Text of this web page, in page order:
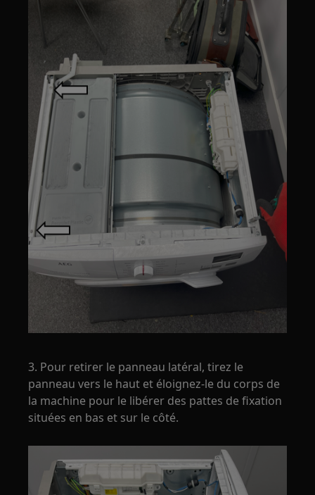
3. Pour retirer le panneau latéral, tirez le
panneau vers le haut et éloignez-le du corps de
la machine pour le libérer des pattes de fixation
situées en bas et sur le côté.